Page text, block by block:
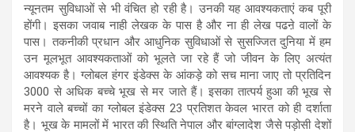
न्यूनतम सुविधाओं से भी वंचित हो रही है। उनकी यह आवश्यकताएं कब पूरी
होंगी। इसका जवाब नाही लेखक के पास है और ना ही लेख पढऩे वालों के
पास। तकनीकी प्रधान और आधुनिक सुविधाओं से सुसज्जित दुनिया में हम
उन मूलभूत आवश्यकताओं को भूलते जा रहे हैं जो जीवन के लिए अत्यंत
आवश्यक है। ग्लोबल हंगर इंडेक्स के आंकड़े को सच माना जाए तो प्रतिदिन
3000 से अधिक बच्चे भूख से मर जाते हैं। इसका तात्पर्य हुआ की भूख से
मरने वाले बच्चों का ग्लोबल इंडेक्स 23 प्रतिशत केवल भारत को ही दर्शाता
है। भूख के मामलों में भारत की स्थिति नेपाल और बांग्लादेश जैसे पड़ोसी देशों